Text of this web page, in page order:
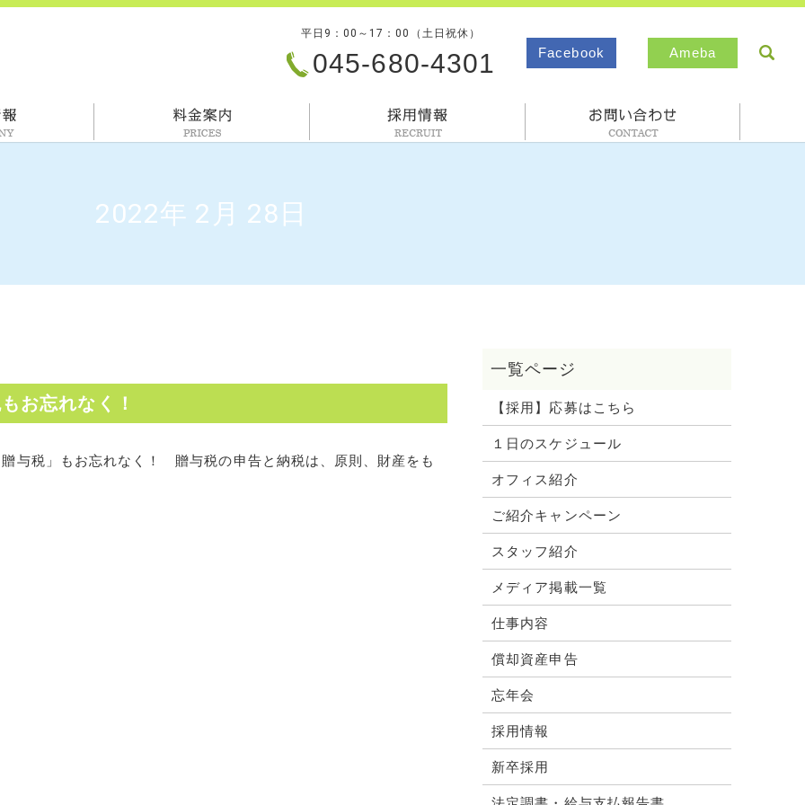
平日9：00～17：00（土日祝休）
045-680-4301 Facebook Ameba
2022年 2月 28日
お忘れなく！
与税」もお忘れなく！ 贈与税の申告と納税は、原則、財産をも
【採用】応募はこちら
１日のスケジュール
オフィス紹介
ご紹介キャンペーン
スタッフ紹介
メディア掲載一覧
仕事内容
償却資産申告
忘年会
採用情報
新卒採用